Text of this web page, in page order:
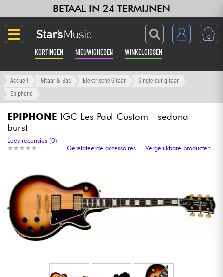
BETAAL IN 24 TERMIJNEN
0
KORTINGEN NIEUWIGHEDEN WINKELGIDSEN
Langue
Synths & samplers
Home-studio
Hoofdtelefoon
Accueil Gitaar & Bas Elektrische Gitaar
Single cut gitaar
Epiphone
EPIPHONE IGC Les Paul Custom - sedona
burst
★ ★ ★ ★ ★
★ ★ ★ ★ ★
Lees recensies (0)
Gerelateerde accessoires
Vergelijkbare producten